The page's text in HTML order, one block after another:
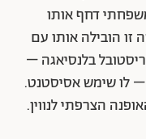
דחף אותו
זו הובילה אותו עם
של כריסטובל בלנסיאגה –
אחד מענקי האופנה של המאה ה־20 – לו שימש אסיסטנט.
הצרפתי לנווין.